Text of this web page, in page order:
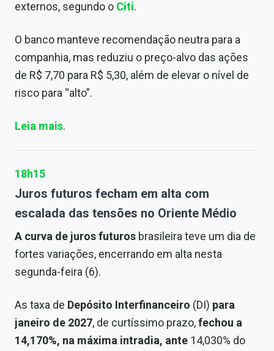
externos, segundo o Citi.
O banco manteve recomendação neutra para a
companhia, mas reduziu o preço-alvo das ações
de R$ 7,70 para R$ 5,30, além de elevar o nível de
risco para “alto”.
Leia mais.
18h15
Juros futuros fecham em alta com
escalada das tensões no Oriente Médio
A curva de juros futuros brasileira teve um dia de
fortes variações, encerrando em alta nesta
segunda-feira (6).
As taxa de Depósito Interfinanceiro (DI) para
janeiro de 2027, de curtíssimo prazo,fechou a
14,170%, na máxima intradia, ante 14,030% do